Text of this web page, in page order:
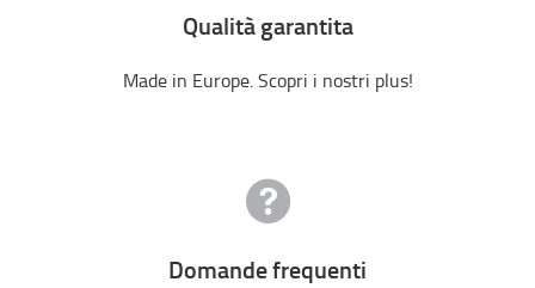
Qualità garantita
Made in Europe. Scopri i nostri plus!
Domande frequenti